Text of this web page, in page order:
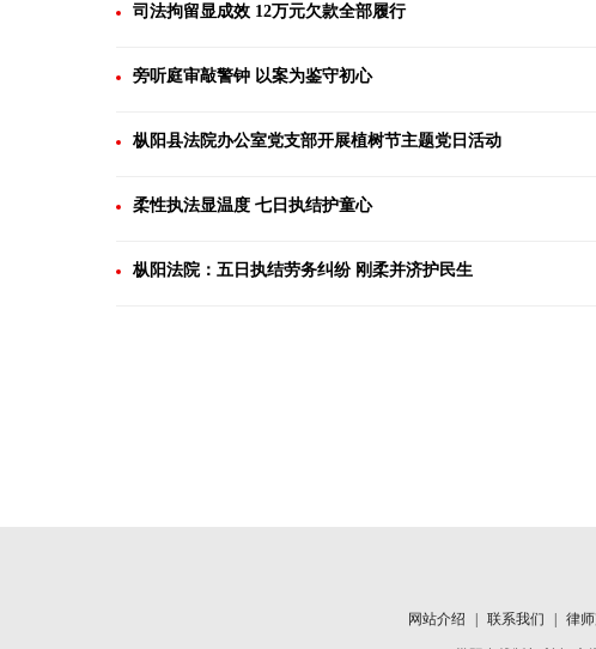
司法拘留显成效 12万元欠款全部履行
旁听庭审敲警钟 以案为鉴守初心
枞阳县法院办公室党支部开展植树节主题党日活动
柔性执法显温度 七日执结护童心
枞阳法院：五日执结劳务纠纷 刚柔并济护民生
网站介绍 联系我们 律